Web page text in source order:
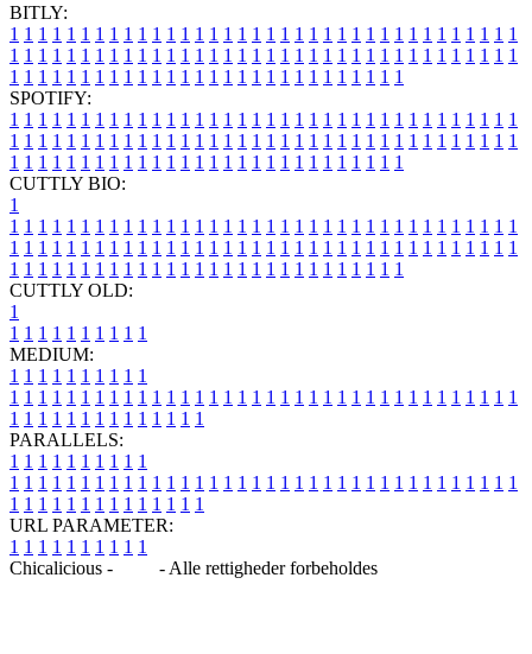
BITLY:
1 1 1 1 1 1 1 1 1 1 1 1 1 1 1 1 1 1 1 1 1 1 1 1 1 1 1 1 1 1 1 1 1 1 1 1
1 1 1 1 1 1 1 1 1 1 1 1 1 1 1 1 1 1 1 1 1 1 1 1 1 1 1 1 1 1 1 1 1 1 1 1
1 1 1 1 1 1 1 1 1 1 1 1 1 1 1 1 1 1 1 1 1 1 1 1 1 1 1 1
SPOTIFY:
1 1 1 1 1 1 1 1 1 1 1 1 1 1 1 1 1 1 1 1 1 1 1 1 1 1 1 1 1 1 1 1 1 1 1 1
1 1 1 1 1 1 1 1 1 1 1 1 1 1 1 1 1 1 1 1 1 1 1 1 1 1 1 1 1 1 1 1 1 1 1 1
1 1 1 1 1 1 1 1 1 1 1 1 1 1 1 1 1 1 1 1 1 1 1 1 1 1 1 1
CUTTLY BIO:
1
1 1 1 1 1 1 1 1 1 1 1 1 1 1 1 1 1 1 1 1 1 1 1 1 1 1 1 1 1 1 1 1 1 1 1 1
1 1 1 1 1 1 1 1 1 1 1 1 1 1 1 1 1 1 1 1 1 1 1 1 1 1 1 1 1 1 1 1 1 1 1 1
1 1 1 1 1 1 1 1 1 1 1 1 1 1 1 1 1 1 1 1 1 1 1 1 1 1 1 1
CUTTLY OLD:
1
1 1 1 1 1 1 1 1 1 1
MEDIUM:
1 1 1 1 1 1 1 1 1 1
1 1 1 1 1 1 1 1 1 1 1 1 1 1 1 1 1 1 1 1 1 1 1 1 1 1 1 1 1 1 1 1 1 1 1 1
1 1 1 1 1 1 1 1 1 1 1 1 1 1
PARALLELS:
1 1 1 1 1 1 1 1 1 1
1 1 1 1 1 1 1 1 1 1 1 1 1 1 1 1 1 1 1 1 1 1 1 1 1 1 1 1 1 1 1 1 1 1 1 1
1 1 1 1 1 1 1 1 1 1 1 1 1 1
URL PARAMETER:
1 1 1 1 1 1 1 1 1 1
Chicalicious -
- Alle rettigheder forbeholdes